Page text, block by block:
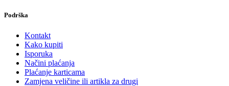
Podrška
Kontakt
Kako kupiti
Isporuka
Načini plaćanja
Plaćanje karticama
Zamjena veličine ili artikla za drugi